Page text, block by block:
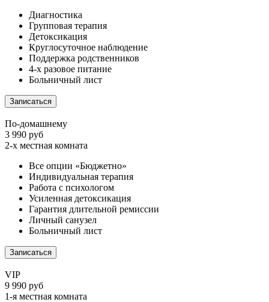
Диагностика
Групповая терапия
Детоксикация
Круглосуточное наблюдение
Поддержка родственников
4-х разовое питание
Больничный лист
Записаться
По-домашнему
3 990 руб
2-х местная комната
Все опции «Бюджетно»
Индивидуальная терапия
Работа с психологом
Усиленная детоксикация
Гарантия длительной ремиссии
Личный санузел
Больничный лист
Записаться
VIP
9 990 руб
1-я местная комната